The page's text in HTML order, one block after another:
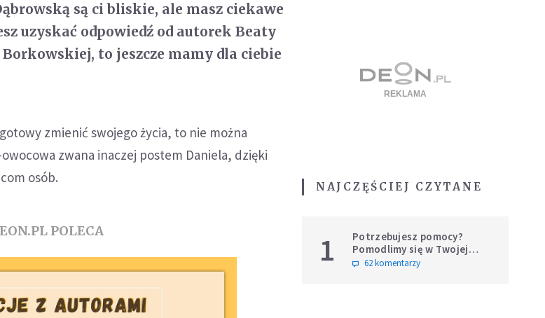
są ci bliskie, ale masz ciekawe
uzyskać odpowiedź od autorek Beaty
to jeszcze mamy dla ciebie
zmienić swojego życia, to nie można
zwana inaczej postem Daniela, dzięki
osób.
POLECA
NAJCZĘŚCIEJ CZYTANE
1
Potrzebujesz pomocy?
Pomodlimy się w Twojej
intencji
62 komentarzy